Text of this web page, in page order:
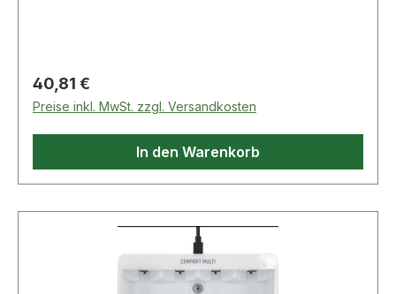
Regulärer Preis:
40,81 €
Preise inkl. MwSt. zzgl. Versandkosten
In den Warenkorb